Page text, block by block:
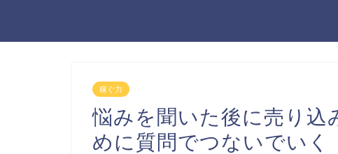
稼ぐ力
悩みを聞いた後に売り込
めに質問でつないでいく